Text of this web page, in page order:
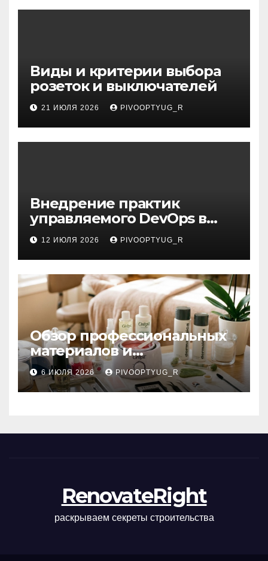
Виды и критерии выбора
розеток и выключателей
21 ИЮЛЯ 2026 PIVOOPTYUG_R
Внедрение практик
управляемого DevOps в
корпоративную ИТ-
инфраструктуру
12 ИЮЛЯ 2026 PIVOOPTYUG_R
Обзор профессиональных
материалов и
инструментов для
маникюра, депиляции,
наращивания ресниц и
6 ИЮЛЯ 2026 PIVOOPTYUG_R
RenovateRight
раскрываем секреты строительства